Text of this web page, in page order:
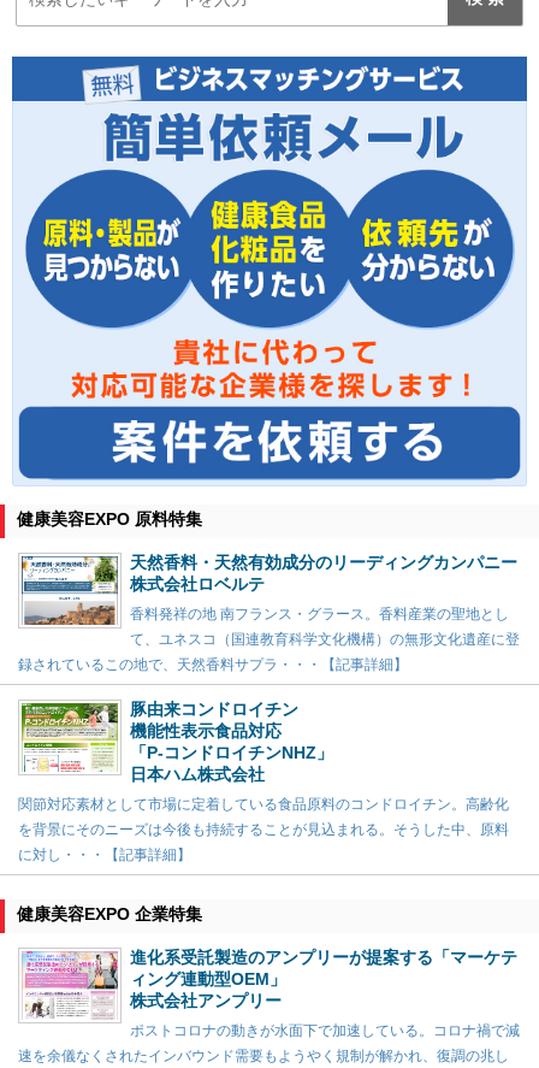
健康美容EXPO 原料特集
天然香料・天然有効成分のリーディングカンパニー
株式会社ロベルテ
香料発祥の地 南フランス・グラース。香料産業の聖地とし
て、ユネスコ（国連教育科学文化機構）の無形文化遺産に登
録されているこの地で、天然香料サプラ・・・【記事詳細】
豚由来コンドロイチン
機能性表示食品対応
「P-コンドロイチンNHZ」
日本ハム株式会社
関節対応素材として市場に定着している食品原料のコンドロイチン。高齢化
を背景にそのニーズは今後も持続することが見込まれる。そうした中、原料
に対し・・・【記事詳細】
健康美容EXPO 企業特集
進化系受託製造のアンプリーが提案する「マーケテ
ィング連動型OEM」
株式会社アンプリー
ポストコロナの動きが水面下で加速している。コロナ禍で減
速を余儀なくされたインバウンド需要もようやく規制が解かれ、復調の兆し